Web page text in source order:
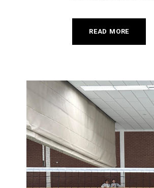
READ MORE